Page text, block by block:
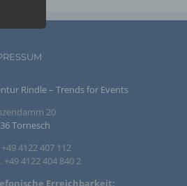
Rindle – Trends for Events
20
Tornesch
4122 407 112
+49 4122 404 840 2
Erreichbarkeit: